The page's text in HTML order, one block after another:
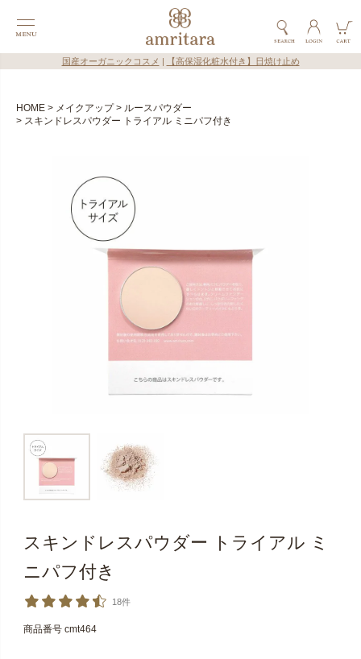
国産オーガニックコスメ 【高保湿化粧水付き】日焼け止め
HOME メイクアップ
ルースパウダー
スキンドレスパウダー トライアル ミニパフ付き
スキンドレスパウダー トライアル ミ
ニパフ付き
18件
商品番号 cmt464